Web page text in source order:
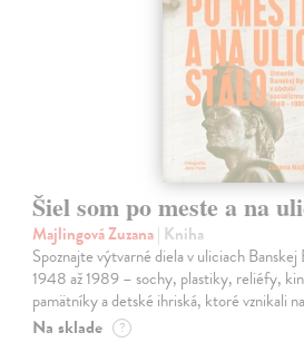
Šiel som po meste a na
Majlingová Zuzana| Kniha
Spoznajte výtvarné diela v uliciach
1948 až 1989 – sochy, plastiky, reliéfy,
pamätníky a detské ihriská, ktoré vznikali
Na sklade ?